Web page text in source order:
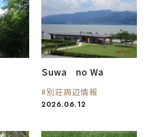
Ｓuwa no Wa
#別荘周辺情報
2026.06.12